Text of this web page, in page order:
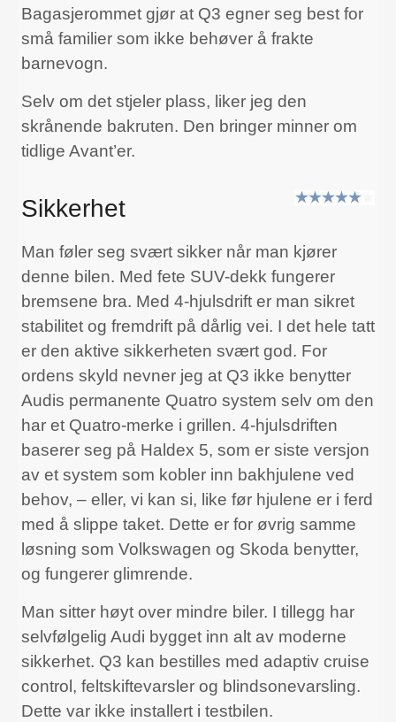
Bagasjerommet gjør at Q3 egner seg best for
små familier som ikke behøver å frakte
barnevogn.
Selv om det stjeler plass, liker jeg den
skrånende bakruten. Den bringer minner om
tidlige Avant’er.
Sikkerhet
Man føler seg svært sikker når man kjører
denne bilen. Med fete SUV-dekk fungerer
bremsene bra. Med 4-hjulsdrift er man sikret
stabilitet og fremdrift på dårlig vei. I det hele tatt
er den aktive sikkerheten svært god. For
ordens skyld nevner jeg at Q3 ikke benytter
Audis permanente Quatro system selv om den
har et Quatro-merke i grillen. 4-hjulsdriften
baserer seg på Haldex 5, som er siste versjon
av et system som kobler inn bakhjulene ved
behov, – eller, vi kan si, like før hjulene er i ferd
med å slippe taket. Dette er for øvrig samme
løsning som Volkswagen og Skoda benytter,
og fungerer glimrende.
Man sitter høyt over mindre biler. I tillegg har
selvfølgelig Audi bygget inn alt av moderne
sikkerhet. Q3 kan bestilles med adaptiv cruise
control, feltskiftevarsler og blindsonevarsling.
Dette var ikke installert i testbilen.